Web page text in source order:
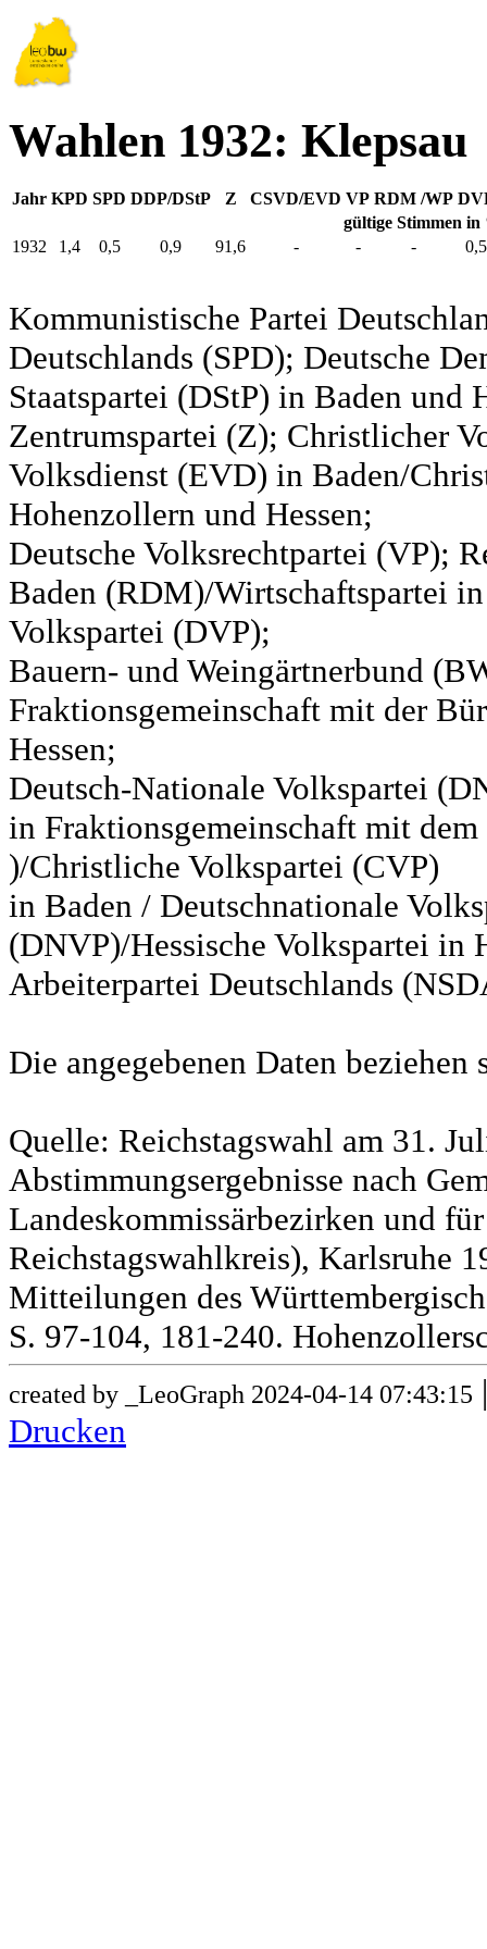
Wahlen 1932: Klepsau
Jahr KPD SPD DDP/DStP Z CSVD/EVD VP RDM /WP
gültige Stimmen in
1932
1,4 0,5 0,9 91,6 - - - 0,5
Kommunistische Partei
Deutschlands (SPD); Deutsche
Staatspartei (DStP) in Baden und
Zentrumspartei (Z); Christlicher
Volksdienst (EVD) in Baden/
Hohenzollern und Hessen;
Deutsche Volksrechtpartei (VP);
Baden (RDM)/Wirtschaftspartei
Volkspartei (DVP);
Bauern- und Weingärtnerbund
Fraktionsgemeinschaft mit der
Hessen;
Deutsch-Nationale Volkspartei
in Fraktionsgemeinschaft mit
)/Christliche Volkspartei (CVP)
in Baden / Deutschnationale
(DNVP)/Hessische Volkspartei in
Arbeiterpartei Deutschlands
Die angegebenen Daten
Quelle: Reichstagswahl am 31.
Abstimmungsergebnisse nach
Landeskommissärbezirken und
Reichstagswahlkreis), Karlsruhe
Mitteilungen des
S. 97-104, 181-240.
created by _LeoGraph 2024-04-14 07:43:15
Drucken